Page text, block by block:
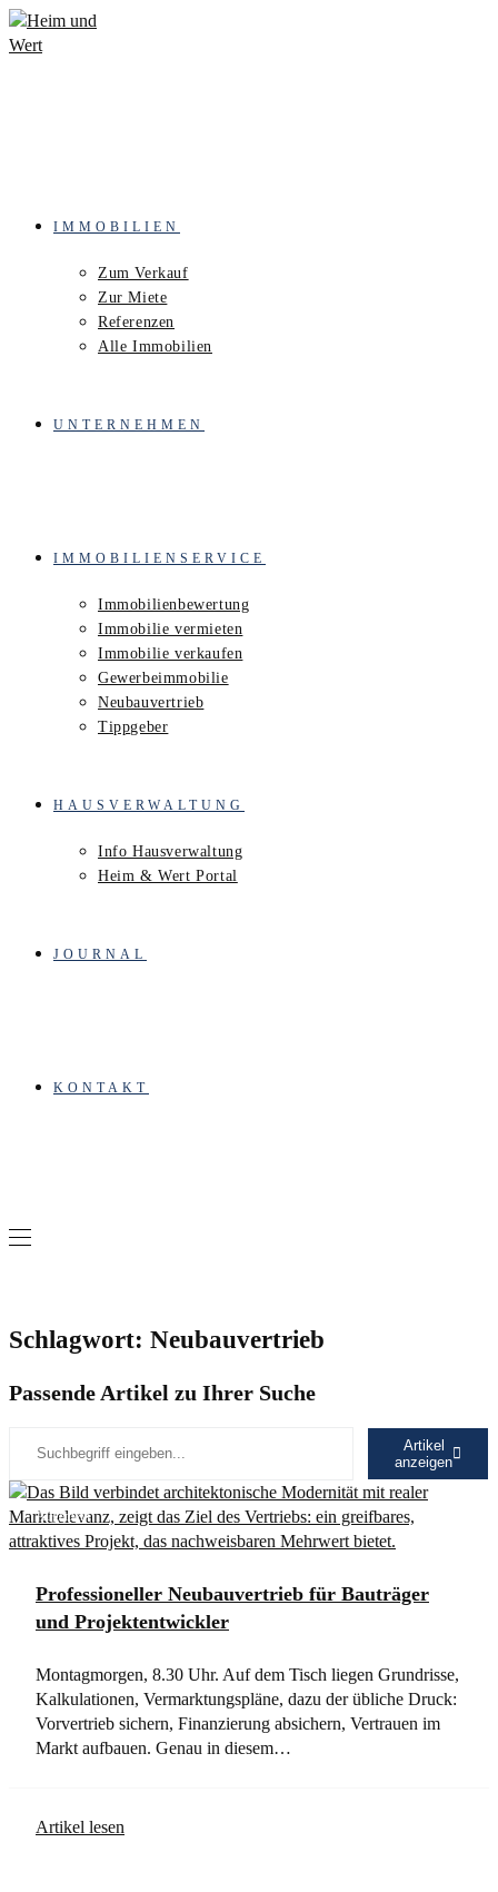
Zum
Inhalt
IMMOBILIEN
Zum Verkauf
Zur Miete
Referenzen
Alle Immobilien
UNTERNEHMEN
IMMOBILIENSERVICE
Immobilienbewertung
Immobilie vermieten
Immobilie verkaufen
Gewerbeimmobilie
Neubauvertrieb
Tippgeber
HAUSVERWALTUNG
Info Hausverwaltung
Heim & Wert Portal
JOURNAL
KONTAKT
Schlagwort: Neubauvertrieb
Passende Artikel zu Ihrer Suche
Artikel
anzeigen
Allgemein
Professioneller Neubauvertrieb für Bauträger
und Projektentwickler
Montagmorgen, 8.30 Uhr. Auf dem Tisch liegen Grundrisse,
Kalkulationen, Vermarktungspläne, dazu der übliche Druck:
Vorvertrieb sichern, Finanzierung absichern, Vertrauen im
Markt aufbauen. Genau in diesem…
Artikel lesen